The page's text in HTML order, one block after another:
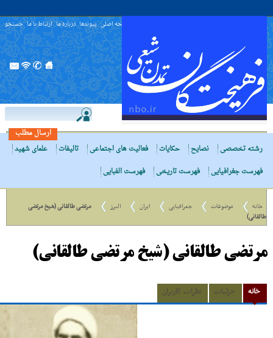
صفحه اصلی پیوندها درباره ما ارتباط با ما جستجو
ارسال مطلب
رشته تخصصی
نصایح حکایات فعالیت های اجتماعی تالیفات
علمای شهید
فهرست جغرافیایی
فهرست تاریخی فهرست الفبایی
خانه موضوعات جغرافیایی ایران البرز
مرتضی طالقانی (شیخ مرتضی
طالقانی)
مرتضی طالقانی (شیخ مرتضی طالقانی)
خانه جزئیات نظرات کاربران